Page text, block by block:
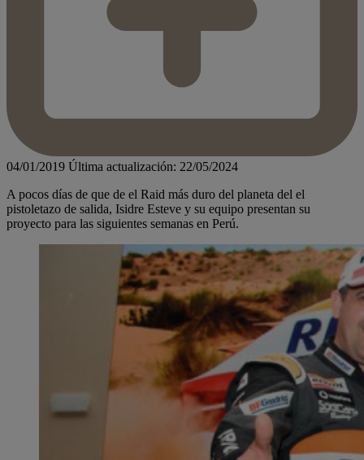
04/01/2019 Última actualización: 22/05/2024
A pocos días de que de el Raid más duro del planeta del el
pistoletazo de salida, Isidre Esteve y su equipo presentan su
proyecto para las siguientes semanas en Perú.